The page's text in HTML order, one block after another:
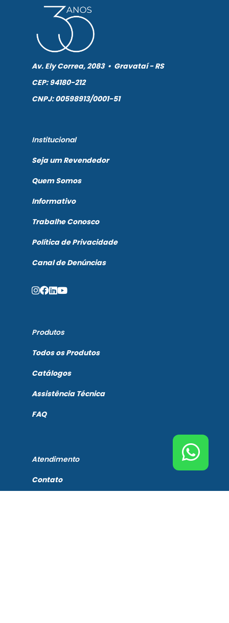
Av. Ely Correa, 2083 • Gravataí - RS
CEP: 94180-212
CNPJ: 00598913/0001-51
Institucional
Seja um Revendedor
Quem Somos
Informativo
Trabalhe Conosco
Política de Privacidade
Canal de Denúncias
Produtos
Todos os Produtos
Catálogos
Assistência Técnica
FAQ
Atendimento
Contato